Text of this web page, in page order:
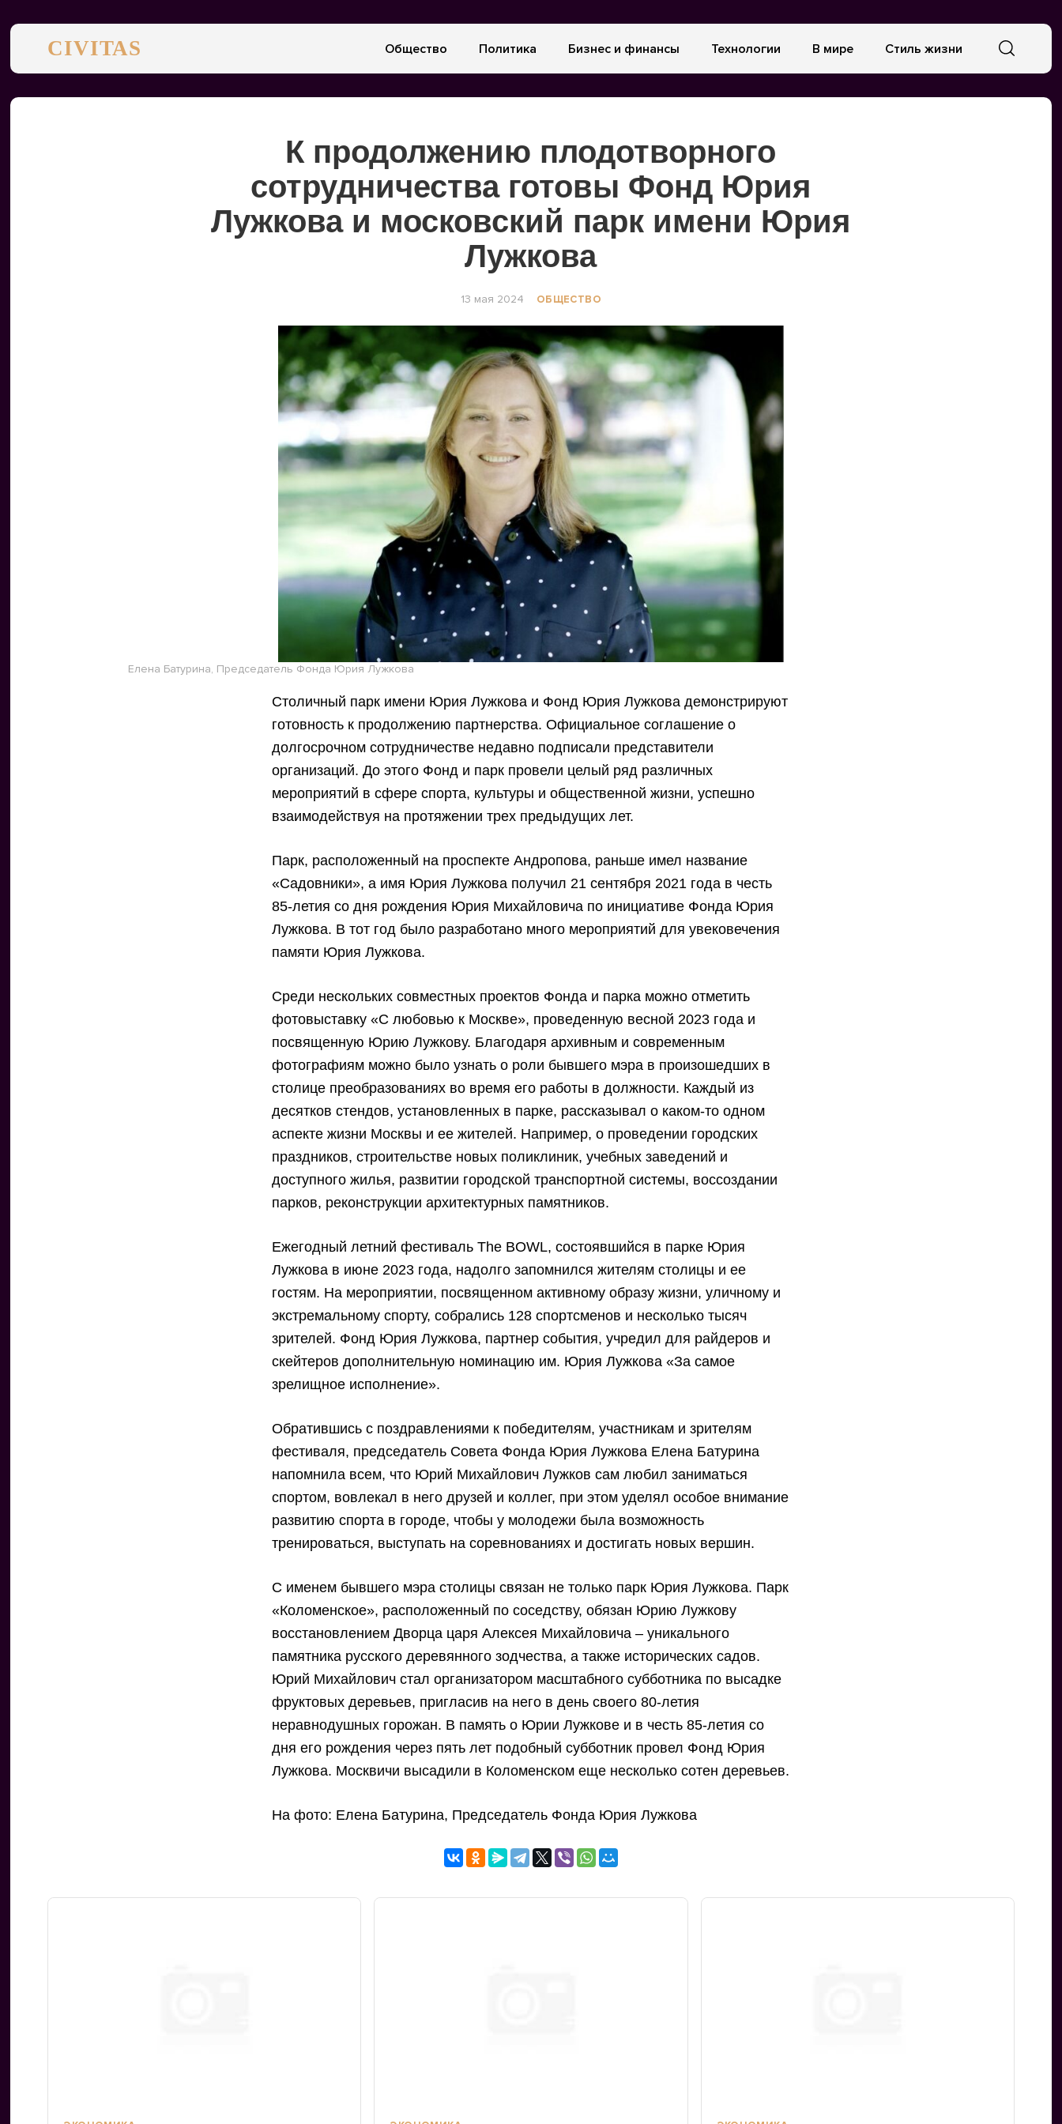
CIVITAS Общество Политика Бизнес и финансы Технологии В мире Стиль жизни
К продолжению плодотворного
сотрудничества готовы Фонд Юрия
Лужкова и московский парк имени Юрия
Лужкова
13 мая 2024 ОБЩЕСТВО
Елена Батурина, Председатель Фонда Юрия Лужкова
Столичный парк имени Юрия Лужкова и Фонд Юрия Лужкова демонстрируют
готовность к продолжению партнерства. Официальное соглашение о
долгосрочном сотрудничестве недавно подписали представители
организаций. До этого Фонд и парк провели целый ряд различных
мероприятий в сфере спорта, культуры и общественной жизни, успешно
взаимодействуя на протяжении трех предыдущих лет.
Парк, расположенный на проспекте Андропова, раньше имел название
«Садовники», а имя Юрия Лужкова получил 21 сентября 2021 года в честь
85-летия со дня рождения Юрия Михайловича по инициативе Фонда Юрия
Лужкова. В тот год было разработано много мероприятий для увековечения
памяти Юрия Лужкова.
Среди нескольких совместных проектов Фонда и парка можно отметить
фотовыставку «С любовью к Москве», проведенную весной 2023 года и
посвященную Юрию Лужкову. Благодаря архивным и современным
фотографиям можно было узнать о роли бывшего мэра в произошедших в
столице преобразованиях во время его работы в должности. Каждый из
десятков стендов, установленных в парке, рассказывал о каком-то одном
аспекте жизни Москвы и ее жителей. Например, о проведении городских
праздников, строительстве новых поликлиник, учебных заведений и
доступного жилья, развитии городской транспортной системы, воссоздании
парков, реконструкции архитектурных памятников.
Ежегодный летний фестиваль The BOWL, состоявшийся в парке Юрия
Лужкова в июне 2023 года, надолго запомнился жителям столицы и ее
гостям. На мероприятии, посвященном активному образу жизни, уличному и
экстремальному спорту, собрались 128 спортсменов и несколько тысяч
зрителей. Фонд Юрия Лужкова, партнер события, учредил для райдеров и
скейтеров дополнительную номинацию им. Юрия Лужкова «За самое
зрелищное исполнение».
Обратившись с поздравлениями к победителям, участникам и зрителям
фестиваля, председатель Совета Фонда Юрия Лужкова Елена Батурина
напомнила всем, что Юрий Михайлович Лужков сам любил заниматься
спортом, вовлекал в него друзей и коллег, при этом уделял особое внимание
развитию спорта в городе, чтобы у молодежи была возможность
тренироваться, выступать на соревнованиях и достигать новых вершин.
С именем бывшего мэра столицы связан не только парк Юрия Лужкова. Парк
«Коломенское», расположенный по соседству, обязан Юрию Лужкову
восстановлением Дворца царя Алексея Михайловича – уникального
памятника русского деревянного зодчества, а также исторических садов.
Юрий Михайлович стал организатором масштабного субботника по высадке
фруктовых деревьев, пригласив на него в день своего 80-летия
неравнодушных горожан. В память о Юрии Лужкове и в честь 85-летия со
дня его рождения через пять лет подобный субботник провел Фонд Юрия
Лужкова. Москвичи высадили в Коломенском еще несколько сотен деревьев.
На фото: Елена Батурина, Председатель Фонда Юрия Лужкова